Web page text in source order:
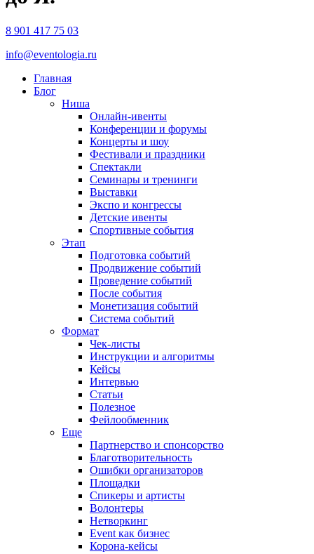
8 901 417 75 03
info@eventologia.ru
Главная
Блог
Ниша
Онлайн-ивенты
Конференции и форумы
Концерты и шоу
Фестивали и праздники
Спектакли
Семинары и тренинги
Выставки
Экспо и конгрессы
Детские ивенты
Спортивные события
Этап
Подготовка событий
Продвижение событий
Проведение событий
После события
Монетизация событий
Система событий
Формат
Чек-листы
Инструкции и алгоритмы
Кейсы
Интервью
Статьи
Полезное
Фейлообменник
Еще
Партнерство и спонсорство
Благотворительность
Ошибки организаторов
Площадки
Спикеры и артисты
Волонтеры
Нетворкинг
Event как бизнес
Корона-кейсы